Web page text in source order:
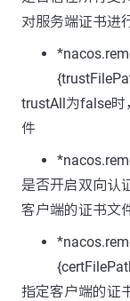
对服务端证书进
trustAll为false时
件
是否开启双向认
客户端的证书文
指定客户端的证